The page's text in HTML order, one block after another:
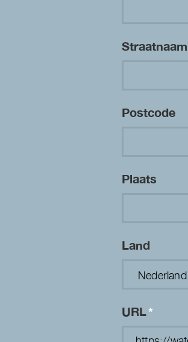
Postcode
Plaats
Land
URL*